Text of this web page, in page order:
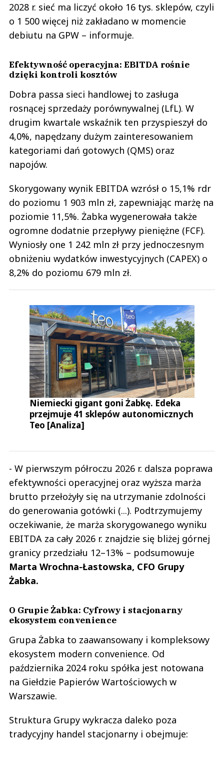
2028 r. sieć ma liczyć około 16 tys. sklepów, czyli
o 1 500 więcej niż zakładano w momencie
debiutu na GPW – informuje.
Efektywność operacyjna: EBITDA rośnie
dzięki kontroli kosztów
Dobra passa sieci handlowej to zasługa
rosnącej sprzedaży porównywalnej (LfL). W
drugim kwartale wskaźnik ten przyspieszył do
4,0%, napędzany dużym zainteresowaniem
kategoriami dań gotowych (QMS) oraz
napojów.
Skorygowany wynik EBITDA wzrósł o 15,1% rdr
do poziomu 1 903 mln zł, zapewniając marżę na
poziomie 11,5%. Żabka wygenerowała także
ogromne dodatnie przepływy pieniężne (FCF).
Wyniosły one 1 242 mln zł przy jednoczesnym
obniżeniu wydatków inwestycyjnych (CAPEX) o
8,2% do poziomu 679 mln zł.
Niemiecki gigant goni Żabkę. Edeka
przejmuje 41 sklepów autonomicznych
Teo [Analiza]
- W pierwszym półroczu 2026 r. dalsza poprawa
efektywności operacyjnej oraz wyższa marża
brutto przełożyły się na utrzymanie zdolności
do generowania gotówki (...). Podtrzymujemy
oczekiwanie, że marża skorygowanego wyniku
EBITDA za cały 2026 r. znajdzie się bliżej górnej
granicy przedziału 12–13% – podsumowuje
Marta Wrochna-Łastowska, CFO Grupy
Żabka.
O Grupie Żabka: Cyfrowy i stacjonarny
ekosystem convenience
Grupa Żabka to zaawansowany i kompleksowy
ekosystem modern convenience. Od
października 2024 roku spółka jest notowana
na Giełdzie Papierów Wartościowych w
Warszawie.
Struktura Grupy wykracza daleko poza
tradycyjny handel stacjonarny i obejmuje: